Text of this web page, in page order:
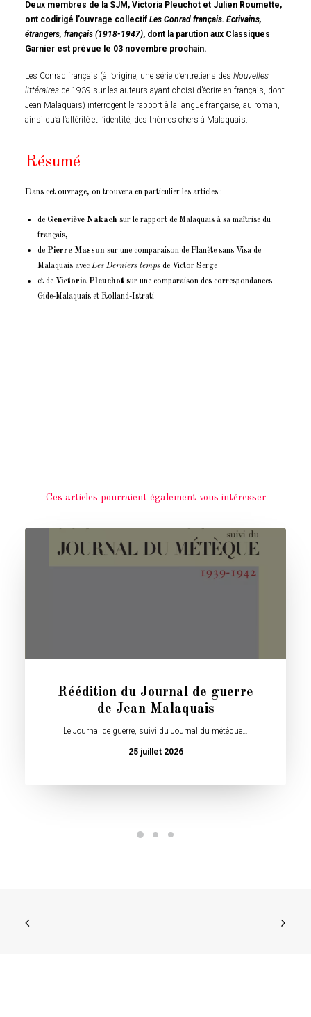
Deux membres de la SJM, Victoria Pleuchot et Julien Roumette,
ont codirigé l’ouvrage collectif Les Conrad français. Écrivains,
étrangers, français (1918-1947), dont la parution aux Classiques
Garnier est prévue le 03 novembre prochain.
Les Conrad français (à l’origine, une série d’entretiens des Nouvelles
littéraires de 1939 sur les auteurs ayant choisi d’écrire en français, dont
Jean Malaquais) interrogent le rapport à la langue française, au roman,
ainsi qu’à l’altérité et l’identité, des thèmes chers à Malaquais.
Résumé
Dans cet ouvrage, on trouvera en particulier les articles :
de Geneviève Nakach sur le rapport de Malaquais à sa maîtrise du
français,
de Pierre Masson sur une comparaison de Planète sans Visa de
Malaquais avec Les Derniers temps de Victor Serge
et de Victoria Pleuchot sur une comparaison des correspondances
Gide-Malaquais et Rolland-Istrati
Ces articles pourraient également vous intéresser
Réédition du Journal de guerre
de Jean Malaquais
Le Journal de guerre, suivi du Journal du métèque…
25 juillet 2026